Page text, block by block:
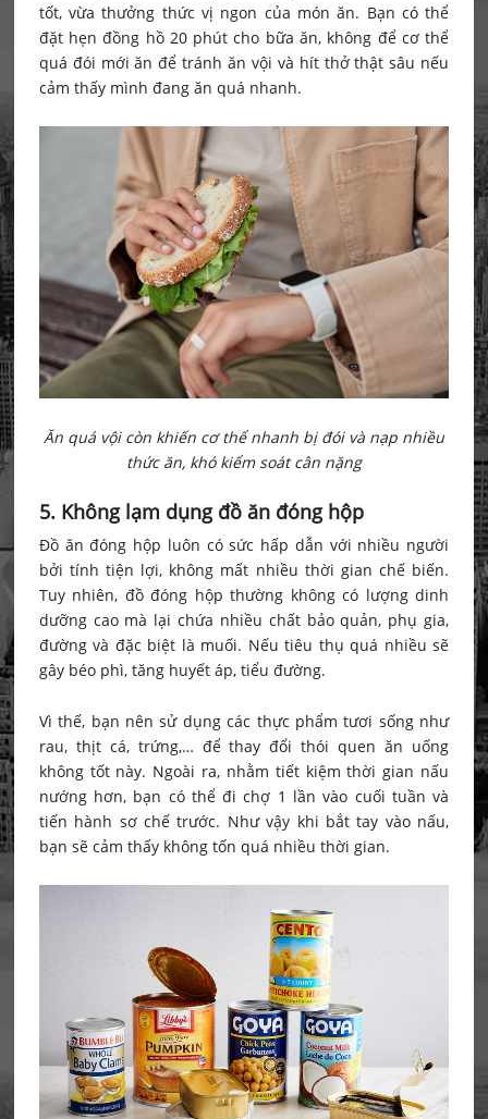
tốt, vừa thưởng thức vị ngon của món ăn. Bạn có thể
đặt hẹn đồng hồ 20 phút cho bữa ăn, không để cơ thể
quá đói mới ăn để tránh ăn vội và hít thở thật sâu nếu
cảm thấy mình đang ăn quá nhanh.
Ăn quá vội còn khiến cơ thể nhanh bị đói và nạp nhiều
thức ăn, khó kiểm soát cân nặng
5. Không lạm dụng đồ ăn đóng hộp
Đồ ăn đóng hộp luôn có sức hấp dẫn với nhiều người
bởi tính tiện lợi, không mất nhiều thời gian chế biến.
Tuy nhiên, đồ đóng hộp thường không có lượng dinh
dưỡng cao mà lại chứa nhiều chất bảo quản, phụ gia,
đường và đặc biệt là muối. Nếu tiêu thụ quá nhiều sẽ
gây béo phì, tăng huyết áp, tiểu đường.
Vì thế, bạn nên sử dụng các thực phẩm tươi sống như
rau, thịt cá, trứng,… để thay đổi thói quen ăn uống
không tốt này. Ngoài ra, nhằm tiết kiệm thời gian nấu
nướng hơn, bạn có thể đi chợ 1 lần vào cuối tuần và
tiến hành sơ chế trước. Như vậy khi bắt tay vào nấu,
bạn sẽ cảm thấy không tốn quá nhiều thời gian.